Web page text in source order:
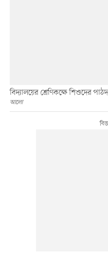
বিদ্যালয়ের শ্রেণিকক্ষে শিশুদের
আলো